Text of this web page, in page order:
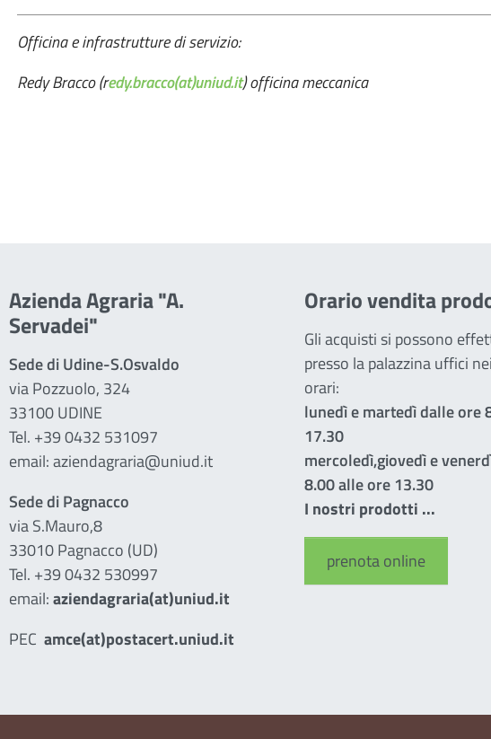
Officina e infrastrutture di servizio:
Redy Bracco (redy.bracco(at)uniud.it) officina meccanica
Azienda Agraria "A.
Servadei"
Sede di Udine-S.Osvaldo
via Pozzuolo, 324
33100 UDINE
Tel. +39 0432 531097
email: aziendagraria@uniud.it
Sede di Pagnacco
via S.Mauro,8
33010 Pagnacco (UD)
Tel. +39 0432 530997
email:aziendagraria(at)uniud.it
PEC amce(at)postacert.uniud.it
Orario vendita
Gli acquisti si possono
presso la palazzina uffici
orari:
lunedì e martedì dalle ore
17.30
mercoledì,giovedì e
8.00 alle ore 13.30
I nostri prodotti ...
prenota online